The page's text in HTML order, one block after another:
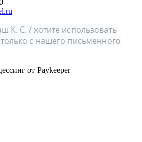
К. С. / хотите использовать
с нашего письменного